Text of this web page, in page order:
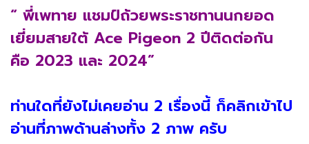
“ พี่เพทาย แชมป์ถ้วยพระราชทานนกยอด
เยี่ยมสายใต้ Ace Pigeon 2 ปีติดต่อกัน
คือ 2023 และ 2024”
ท่านใดที่ยังไม่เคยอ่าน 2 เรื่องนี้ ก็คลิกเข้าไป
อ่านที่ภาพด้านล่างทั้ง 2 ภาพ ครับ